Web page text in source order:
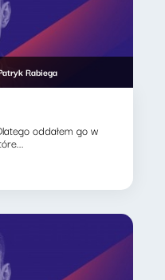
Rabiega
oddałem go w